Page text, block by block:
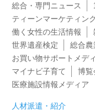
総合・専門ニュース
ティーンマーケティン
働く女性の生活情報
世界遺産検定
総合農
お買い物サポートメデ
マイナビ子育て
博覧
医療施設情報メディア
人材派遣・紹介